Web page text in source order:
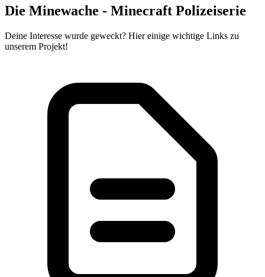
Die Minewache - Minecraft Polizeiserie
Deine Interesse wurde geweckt? Hier einige wichtige Links zu
unserem Projekt!